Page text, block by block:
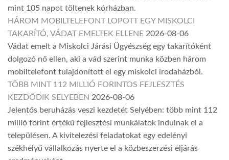
mint 105 napot töltenek kórházban.
HÁROM MOBILTELEFONT LOPOTT EGY MISKOLCI
TAKARÍTÓ, VÁDAT EMELTEK ELLENE 2026-08-06
Vádat emelt a Miskolci Járási Ügyészség egy takarítóként
dolgozó nő ellen, aki a vád szerint munka közben három
mobiltelefont tulajdonított el egy miskolci irodaházból.
TÖBB MINT 112 MILLIÓ FORINTOS FEJLESZTÉS
KEZDŐDIK SELYEBEN 2026-08-06
Jelentős beruházás veszi kezdetét Selyében: több mint 112
millió forint értékű fejlesztési munkálatok indulnak el a
településen. A kivitelezési feladatokat egy edelényi
székhelyű vállalkozás nyerte el a közbeszerzési eljárás